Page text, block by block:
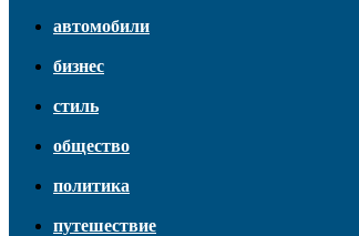
автомобили
бизнес
стиль
общество
политика
путешествие